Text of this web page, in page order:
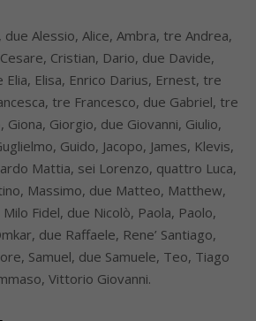
Alessio, Alice, Ambra, tre Andrea,
Cristian, Dario, due Davide,
Elia, Elisa, Enrico Darius, Ernest, tre
tre Francesco, due Gabriel, tre
Giona, Giorgio, due Giovanni, Giulio,
Guido, Jacopo, James, Klevis,
Mattia, sei Lorenzo, quattro Luca,
Massimo, due Matteo, Matthew,
Fidel, due Nicolò, Paola, Paolo,
due Raffaele, Rene’ Santiago,
Samuel, due Samuele, Teo, Tiago
Vittorio Giovanni.